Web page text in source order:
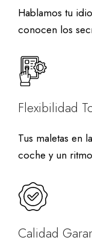
Hablamos tu
conocen los
Flexibilidad
Tus maletas en
coche y un
Calidad